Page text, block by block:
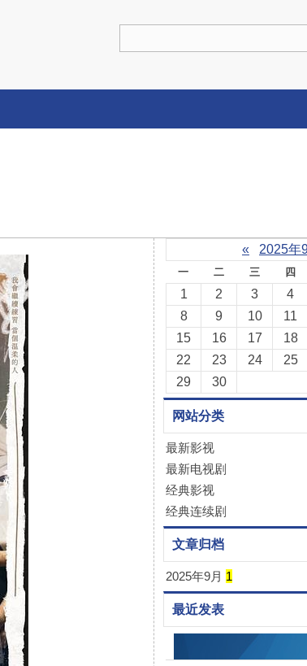
« 2025年
一 二 三 四
1 2 3 4
8
9 10 11
15
16 17 18
22
23 24 25
29
30
网站分类
最新影视
最新电视剧
经典影视
经典连续剧
文章归档
2025年9月 1
最近发表